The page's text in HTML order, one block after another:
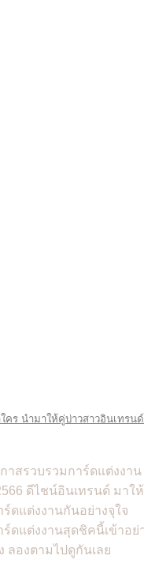
คร นำมาให้คู่บ่าวสาวอินเทรน
าสรวบรวมการ์ดแต่งงาน
ดีไชน์อินเทรนด์ มาให้
ดแต่งงานกันอย่างจุใจ
ดแต่งงานสุดชิคนี้เข้าอย่
ลองตามไปดูกันเลย